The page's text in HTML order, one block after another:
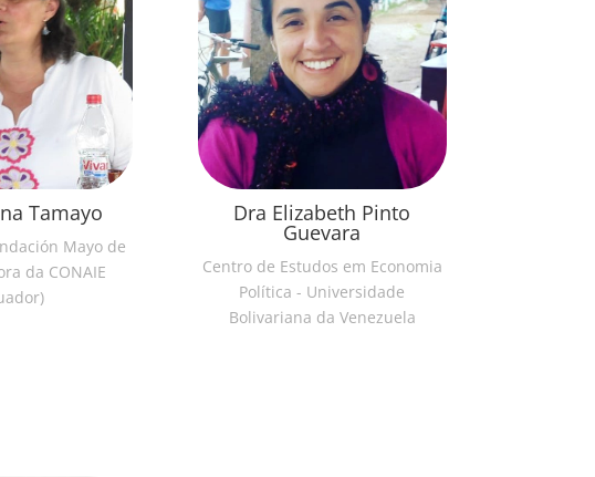
Tamayo
Mayo de
da CONAIE
Dra Elizabeth Pinto
Guevara
Centro de Estudos em Economia
Política - Universidade
Bolivariana da Venezuela